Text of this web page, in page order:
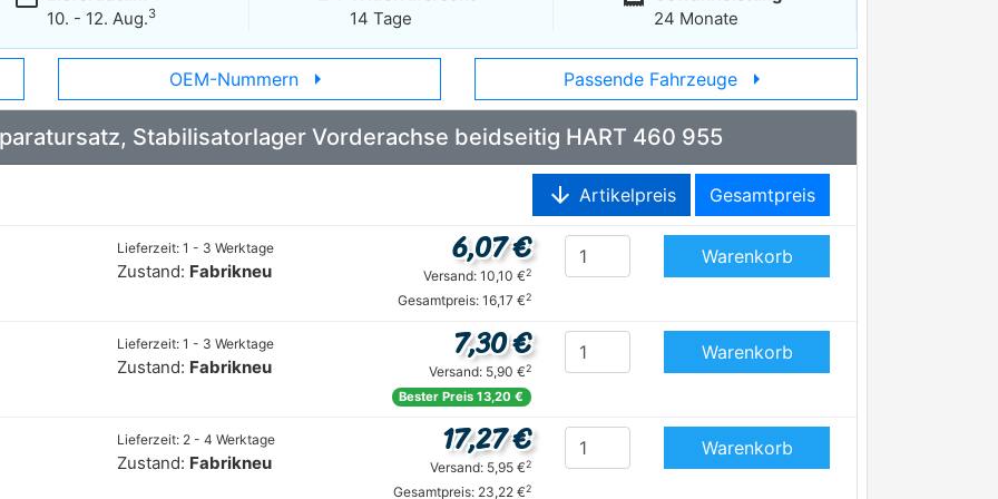
10. - 12. Aug.3
14 Tage
24 Monate
OEM-Nummern arrow_right Passende Fahrzeuge arrow_right
Stabilisatorlager Vorderachse beidseitig HART 460 955
arrow_downward Artikelpreis Gesamtpreis
Lieferzeit: 1 - 3 Werktage
Zustand: Fabrikneu
6,07 €
Versand: 10,10 €2
Gesamtpreis: 16,17 €2
Warenkorb
Lieferzeit: 1 - 3 Werktage
Zustand: Fabrikneu
7,30 €
Versand: 5,90 €2
Bester Preis 13,20 €
Warenkorb
Lieferzeit: 2 - 4 Werktage
Zustand: Fabrikneu
17,27 €
Versand: 5,95 €2
Gesamtpreis: 23,22 €2
Warenkorb